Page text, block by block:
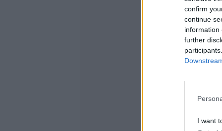
confirm
continue
information
further
I want